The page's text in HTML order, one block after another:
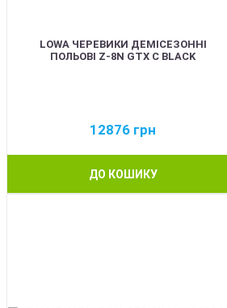
LOWA ЧЕРЕВИКИ ДЕМІСЕЗОННІ
ПОЛЬОВІ Z-8N GTX C BLACK
12876 грн
ДО КОШИКУ